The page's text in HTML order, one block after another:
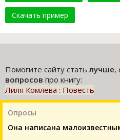
Скачать пример
Помогите сайту статьлучше,
вопросов про книгу:
Лиля Комлева : Повесть
Опросы
Она написана